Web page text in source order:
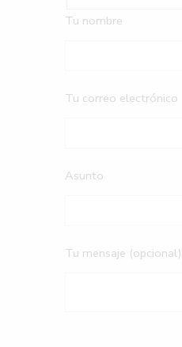
Tu nombre
Tu correo electrónico
Asunto
Tu mensaje (opcional)